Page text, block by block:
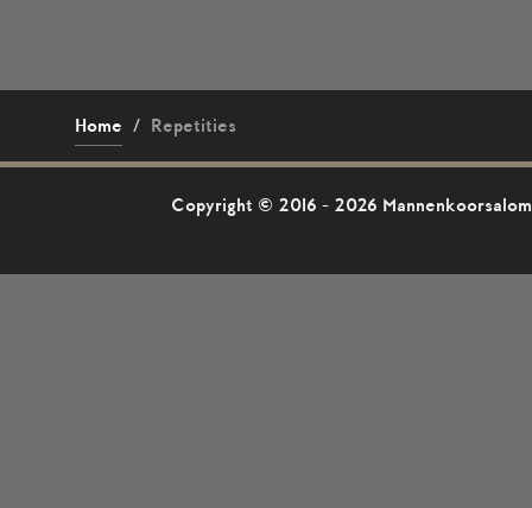
Home / Repetities
Copyright © 2016 - 2026